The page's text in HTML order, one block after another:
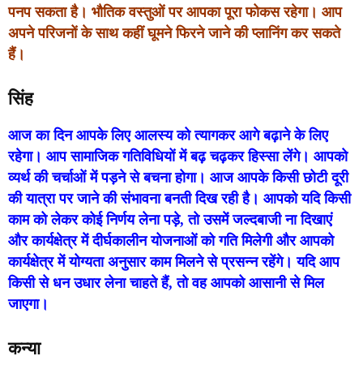
पनप सकता है। भौतिक वस्तुओं पर आपका पूरा फोकस रहेगा। आप
अपने परिजनों के साथ कहीं घूमने फिरने जाने की प्लानिंग कर सकते
हैं।
सिंह
आज का दिन आपके लिए आलस्य को त्यागकर आगे बढ़ाने के लिए
रहेगा। आप सामाजिक गतिविधियों में बढ़ चढ़कर हिस्सा लेंगे। आपको
व्यर्थ की चर्चाओं में पड़ने से बचना होगा। आज आपके किसी छोटी दूरी
की यात्रा पर जाने की संभावना बनती दिख रही है। आपको यदि किसी
काम को लेकर कोई निर्णय लेना पड़े, तो उसमें जल्दबाजी ना दिखाएं
और कार्यक्षेत्र में दीर्घकालीन योजनाओं को गति मिलेगी और आपको
कार्यक्षेत्र में योग्यता अनुसार काम मिलने से प्रसन्न रहेंगे। यदि आप
किसी से धन उधार लेना चाहते हैं, तो वह आपको आसानी से मिल
जाएगा।
कन्या